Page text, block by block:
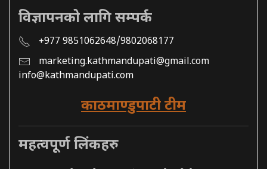
विज्ञापनको लागि सम्पर्क
+977 9851062648/9802068177
marketing.kathmandupati@gmail.com
info@kathmandupati.com
काठमाण्डुपाटी टीम
महत्वपूर्ण लिंकहरु